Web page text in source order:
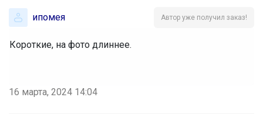
ипомея Автор уже получил заказ!
Короткие, на фото длиннее.
16 марта, 2024 14:04